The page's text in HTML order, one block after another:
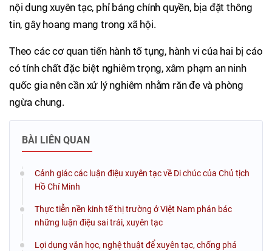
nội dung xuyên tạc, phỉ báng chính quyền, bịa đặt thông
tin, gây hoang mang trong xã hội.
Theo các cơ quan tiến hành tố tụng, hành vi của hai bị cáo
có tính chất đặc biệt nghiêm trọng, xâm phạm an ninh
quốc gia nên cần xử lý nghiêm nhằm răn đe và phòng
ngừa chung.
BÀI LIÊN QUAN
Cảnh giác các luận điệu xuyên tạc về Di chúc của Chủ tịch
Hồ Chí Minh
Thực tiễn nền kinh tế thị trường ở Việt Nam phản bác
những luận điệu sai trái, xuyên tạc
Lợi dụng văn học, nghệ thuật để xuyên tạc, chống phá